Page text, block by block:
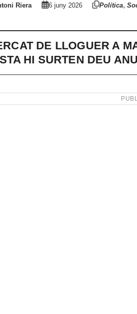
Riera 6 juny 2026 Política,
DE LLOGUER A
HI SURTEN DEU